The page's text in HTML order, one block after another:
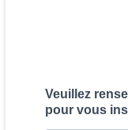
Veuillez
pour vous